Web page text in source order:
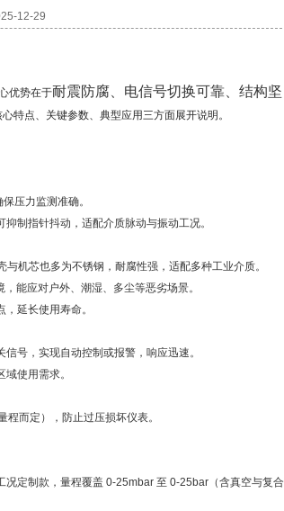
12-29
优势在于耐震防腐、电信号切换可靠、结构坚
特点、关键参数、典型应用三方面展开说明。
压力监测准确。
制指针抖动，适配介质脉动与振动工况。
机芯也多为不锈钢，耐腐性强，适配多种工业介质。
能应对户外、潮湿、多尘等恶劣场景。
延长使用寿命。
号，实现自动控制或报警，响应迅速。
使用需求。
而定），防止过压损坏仪表。
定制款，量程覆盖 0-25mbar 至 0-25bar（含真空与复合